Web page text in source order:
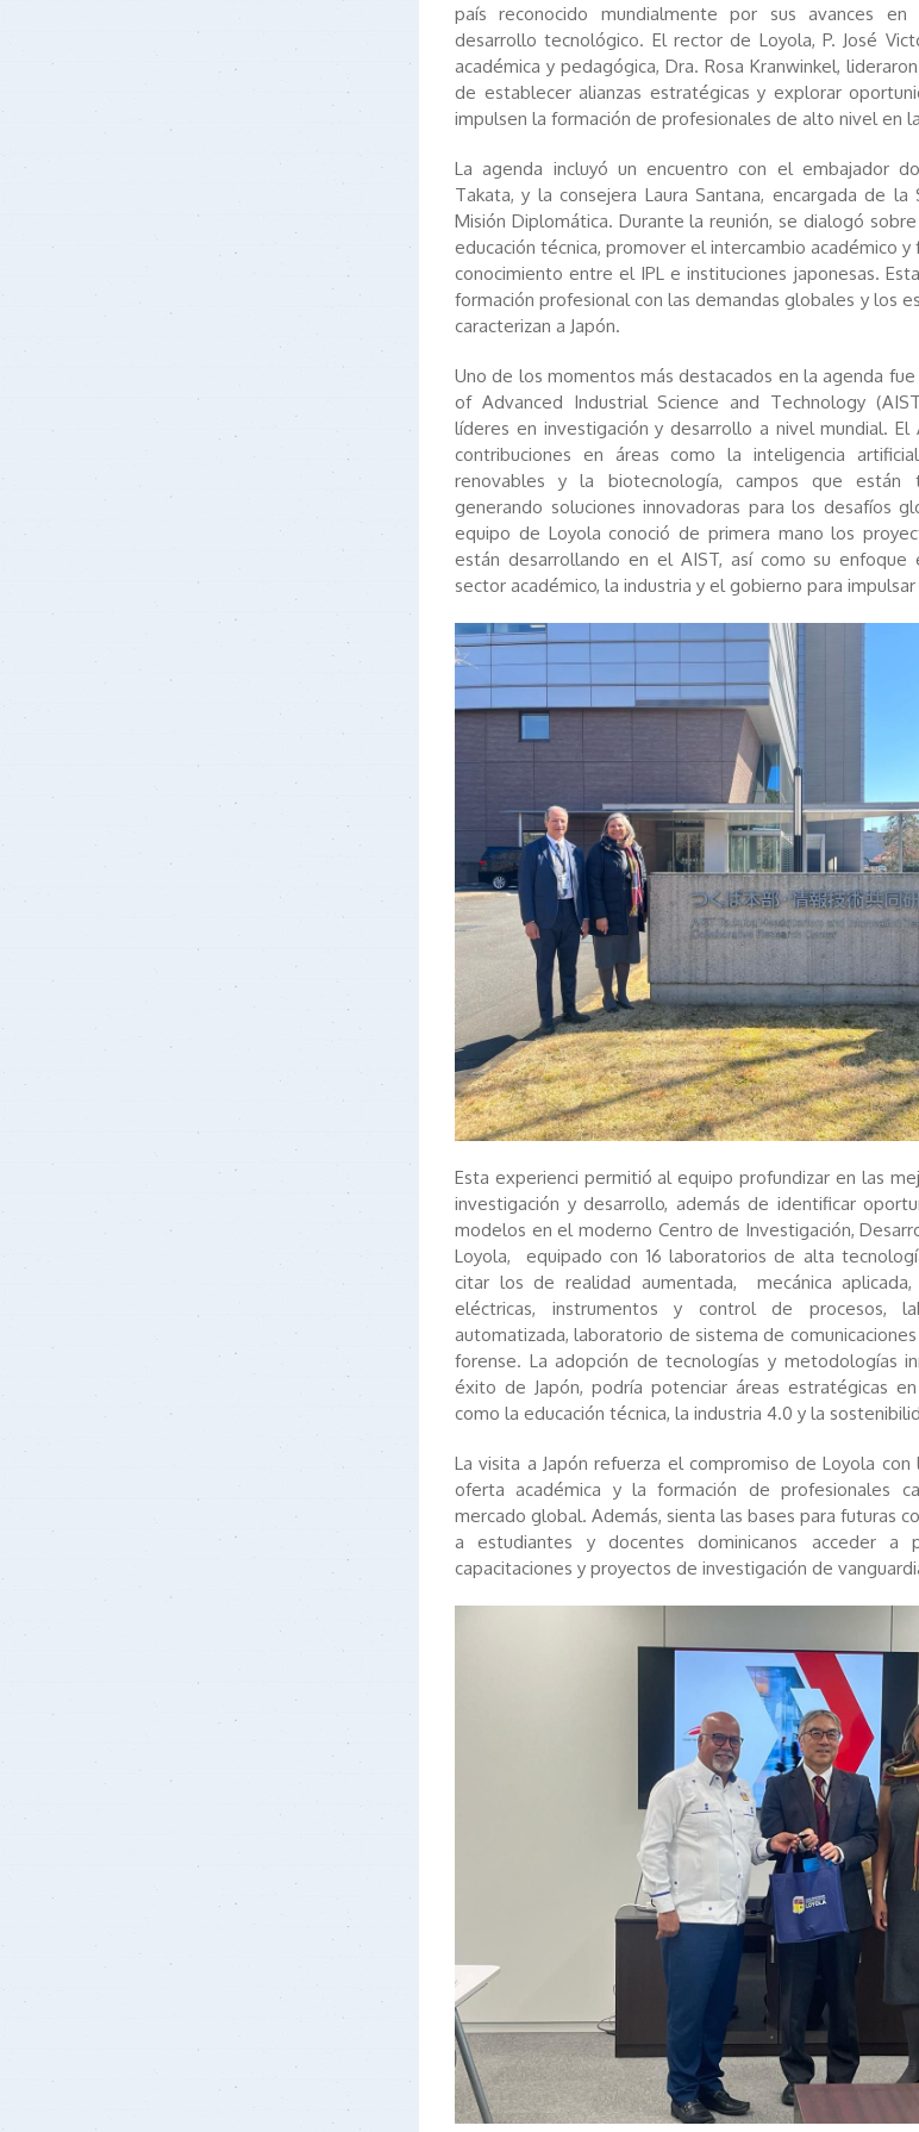
país reconocido mundialmente por sus avances en
desarrollo tecnológico. El rector de Loyola, P. José
académica y pedagógica, Dra. Rosa Kranwinkel,
de establecer alianzas estratégicas y explorar
impulsen la formación de profesionales de alto nivel en
La agenda incluyó un encuentro con el embajador
Takata, y la consejera Laura Santana, encargada de la
Misión Diplomática. Durante la reunión, se dialogó
educación técnica, promover el intercambio académico
conocimiento entre el IPL e instituciones japonesas.
formación profesional con las demandas globales y los
caracterizan a Japón.
Uno de los momentos más destacados en la agenda
of Advanced Industrial Science and Technology
líderes en investigación y desarrollo a nivel mundial. El
contribuciones en áreas como la inteligencia
renovables y la biotecnología, campos que están
generando soluciones innovadoras para los desafíos
equipo de Loyola conoció de primera mano los
están desarrollando en el AIST, así como su
sector académico, la industria y el gobierno para
Esta experienci permitió al equipo profundizar en las
investigación y desarrollo, además de identificar
modelos en el moderno Centro de Investigación,
Loyola, equipado con 16 laboratorios de alta
citar los de realidad aumentada, mecánica
eléctricas, instrumentos y control de procesos,
automatizada, laboratorio de sistema de
forense. La adopción de tecnologías y metodologías
éxito de Japón, podría potenciar áreas estratégicas
como la educación técnica, la industria 4.0 y la
La visita a Japón refuerza el compromiso de Loyola con
oferta académica y la formación de profesionales
mercado global. Además, sienta las bases para futuras
a estudiantes y docentes dominicanos acceder a
capacitaciones y proyectos de investigación de